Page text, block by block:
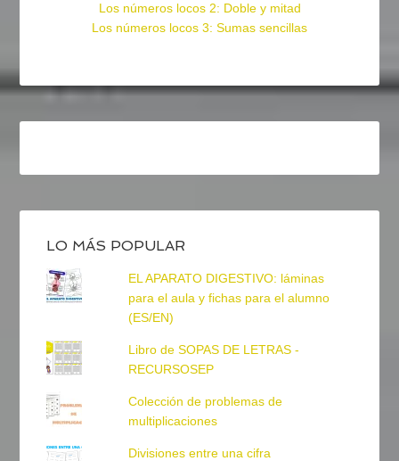
Los números locos 2: Doble y mitad
Los números locos 3: Sumas sencillas
LO MÁS POPULAR
EL APARATO DIGESTIVO: láminas
para el aula y fichas para el alumno
(ES/EN)
Libro de SOPAS DE LETRAS -
RECURSOSEP
Colección de problemas de
multiplicaciones
Divisiones entre una cifra